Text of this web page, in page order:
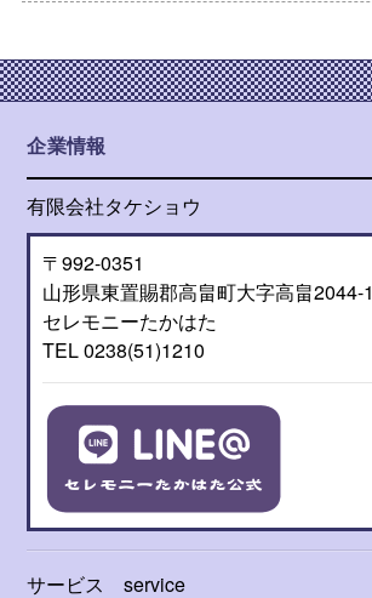
企業情報
有限会社タケショウ
〒992-0351
山形県東置賜郡高畠町大字高畠2044-1
セレモニーたかはた
TEL 0238(51)1210
サービス service